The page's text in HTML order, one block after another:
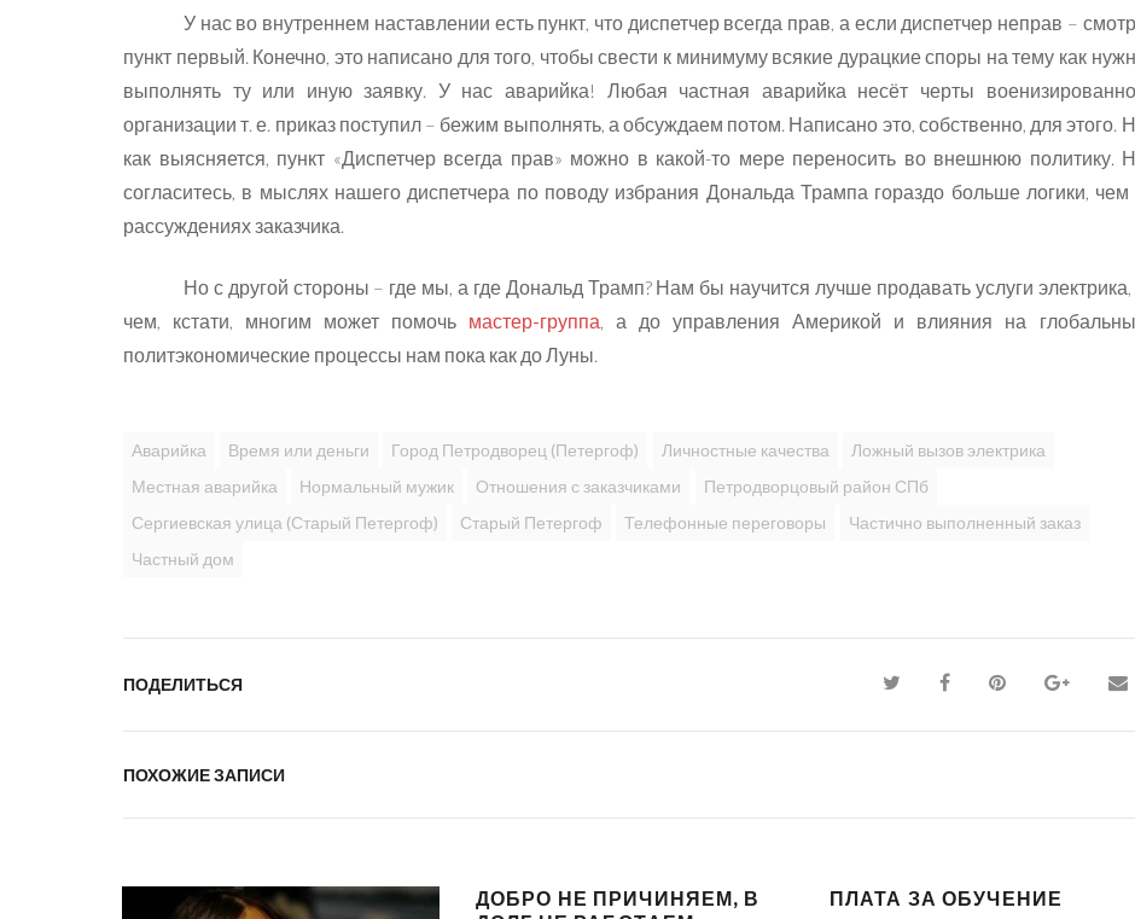
У нас во внутреннем наставлении есть пункт, что диспетчер всегда прав, а если диспетчер неправ –
пункт первый. Конечно, это написано для того, чтобы свести к минимуму всякие дурацкие споры на тему как
выполнять ту или иную заявку. У нас аварийка! Любая частная аварийка несёт черты
организации т. е. приказ поступил – бежим выполнять, а обсуждаем потом. Написано это, собственно, для этого.
как выясняется, пункт «Диспетчер всегда прав» можно в какой-то мере переносить во внешнюю политику.
согласитесь, в мыслях нашего диспетчера по поводу избрания Дональда Трампа гораздо больше логики, чем
рассуждениях заказчика.
Но с другой стороны – где мы, а где Дональд Трамп? Нам бы научится лучше продавать услуги электрика,
чем, кстати, многим может помочь мастер-группа , а до управления Америкой и влияния на
политэкономические процессы нам пока как до Луны.
Аварийка Время или деньги Город Петродворец (Петергоф) Личностные качества
Ложный вызов электрика
Местная аварийка
Нормальный мужик Отношения с заказчиками
Петродворцовый район СПб
Сергиевская улица (Старый Петергоф)
Старый Петергоф Телефонные переговоры
Частично выполненный заказ
Частный дом
ПОДЕЛИТЬСЯ
ПОХОЖИЕ ЗАПИСИ
ДОБРО НЕ ПРИЧИНЯЕМ, В
ПЛАТА ЗА ОБУЧЕНИЕ